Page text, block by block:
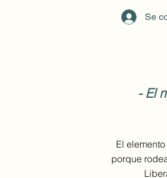
- El
El
porque
Se